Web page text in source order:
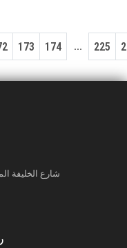
173 174 ... 225
شارع الخليفة